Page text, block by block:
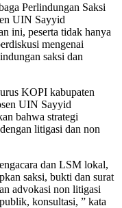
Perlindungan Saksi
UIN Sayyid
ini, peserta tidak hanya
mengenai
saksi dan
KOPI kabupaten
UIN Sayyid
bahwa strategi
litigasi dan non
dan LSM lokal,
saksi, bukti dan surat
advokasi non litigasi
konsultasi, ” kata